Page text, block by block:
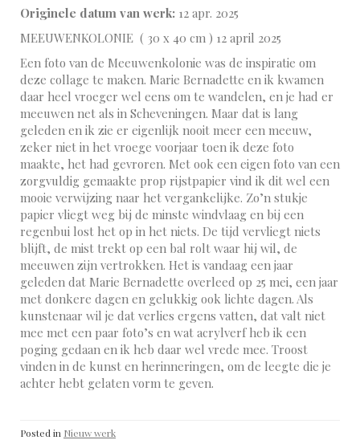
Originele datum van werk: 12 apr. 2025
MEEUWENKOLONIE ( 30 x 40 cm ) 12 april 2025
Een foto van de Meeuwenkolonie was de inspiratie om
deze collage te maken. Marie Bernadette en ik kwamen
daar heel vroeger wel eens om te wandelen, en je had er
meeuwen net als in Scheveningen. Maar dat is lang
geleden en ik zie er eigenlijk nooit meer een meeuw,
zeker niet in het vroege voorjaar toen ik deze foto
maakte, het had gevroren. Met ook een eigen foto van een
zorgvuldig gemaakte prop rijstpapier vind ik dit wel een
mooie verwijzing naar het vergankelijke. Zo’n stukje
papier vliegt weg bij de minste windvlaag en bij een
regenbui lost het op in het niets. De tijd vervliegt niets
blijft, de mist trekt op een bal rolt waar hij wil, de
meeuwen zijn vertrokken. Het is vandaag een jaar
geleden dat Marie Bernadette overleed op 25 mei, een jaar
met donkere dagen en gelukkig ook lichte dagen. Als
kunstenaar wil je dat verlies ergens vatten, dat valt niet
mee met een paar foto’s en wat acrylverf heb ik een
poging gedaan en ik heb daar wel vrede mee. Troost
vinden in de kunst en herinneringen, om de leegte die je
achter hebt gelaten vorm te geven.
Posted in Nieuw werk